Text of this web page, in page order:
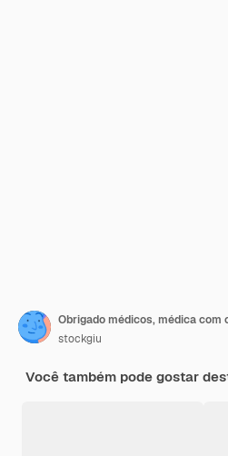
stockgiu
Você também pode gostar